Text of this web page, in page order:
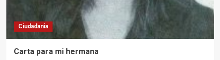
Ciudadania
Carta para mi hermana